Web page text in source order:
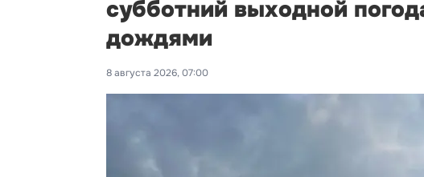
субботний выходной
дождями
8 августа 2026, 07:00